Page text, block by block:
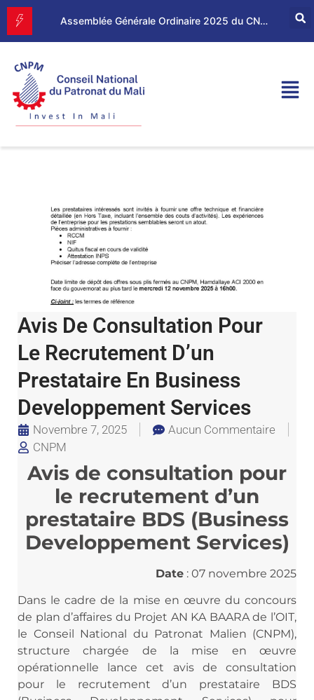
Forum d’Affaires Mali–Maroc : le CNPM et la CGEM renforcent leur partenariat économique Assemblée Générale Ordinaire 2025 du CNPM
Avis De Consultation Pour
Le Recrutement D’un
Prestataire En Business
Developpement Services
Novembre 7, 2025
Aucun Commentaire
CNPM
Avis de consultation pour
le recrutement d’un
prestataire BDS (Business
Developpement Services)
Date : 07 novembre 2025
Dans le cadre de la mise en œuvre du concours
de plan d’affaires du Projet AN KA BAARA de l’OIT,
le Conseil National du Patronat Malien (CNPM),
structure chargée de la mise en œuvre
opérationnelle lance cet avis de consultation
pour le recrutement d’un prestataire BDS